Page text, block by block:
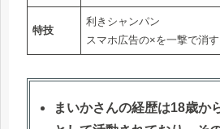
特技
利きシャンパン
スマホ広告の×を一撃で消す
まいかさんの経歴は18歳か